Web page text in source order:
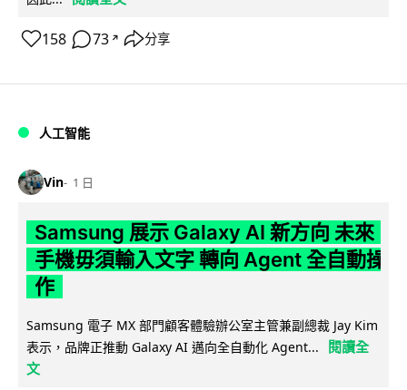
158 73 ↗ 分享
人工智能
Vin 1 日
Samsung 展示 Galaxy AI 新方向 未來
手機毋須輸入文字 轉向 Agent 全自動操
作
Samsung 電子 MX 部門顧客體驗辦公室主管兼副總裁 Jay Kim
表示，品牌正推動 Galaxy AI 邁向全自動化 Agent...
閱讀全
文